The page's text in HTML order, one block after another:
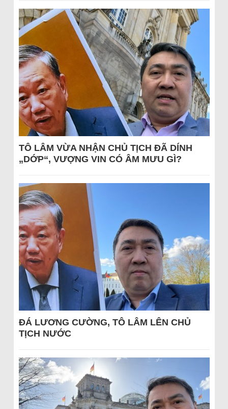
TÔ LÂM VỪA NHẬN CHỦ TỊCH ĐÃ DÍNH
„DỚP“, VƯỢNG VIN CÓ ÂM MƯU GÌ?
ĐÁ LƯƠNG CƯỜNG, TÔ LÂM LÊN CHỦ
TỊCH NƯỚC